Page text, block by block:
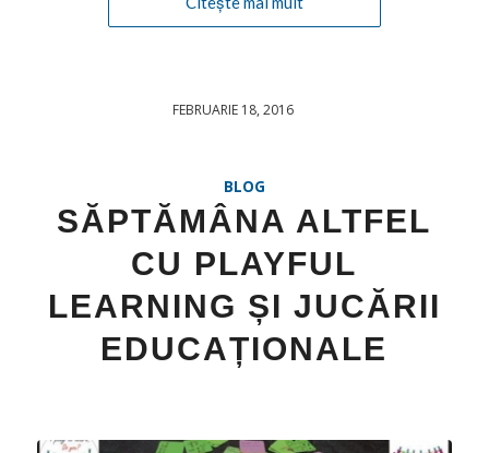
FEBRUARIE 18, 2016
/
BLOG
SĂPTĂMÂNA ALTFEL
CU PLAYFUL
LEARNING ȘI JUCĂRII
EDUCAȚIONALE